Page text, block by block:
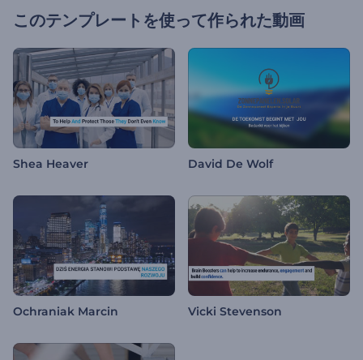
このテンプレートを使って作られた動画
Shea Heaver David De Wolf
Ochraniak Marcin Vicki Stevenson